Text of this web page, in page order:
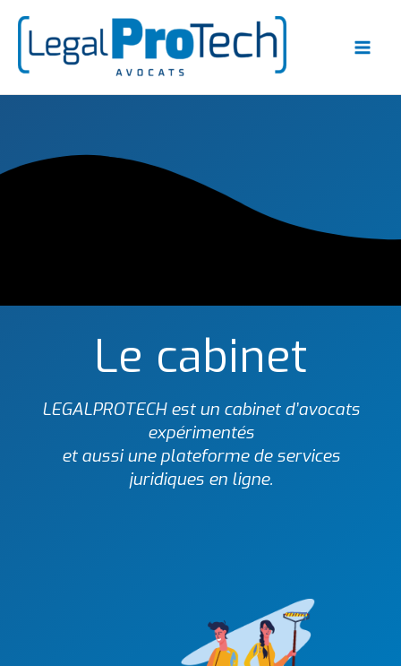
Aller
contenu
Le cabinet
LEGALPROTECH est un cabinet d’avocats
expérimentés
et aussi une plateforme de services
juridiques en ligne.